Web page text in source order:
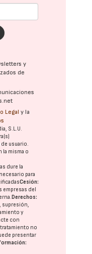
y
de
Legal y la
S.L.U.
usuario.
la misma o
dure la
para
Cesión:
empresas del
Derechos:
supresión,
y
con
no
presentar